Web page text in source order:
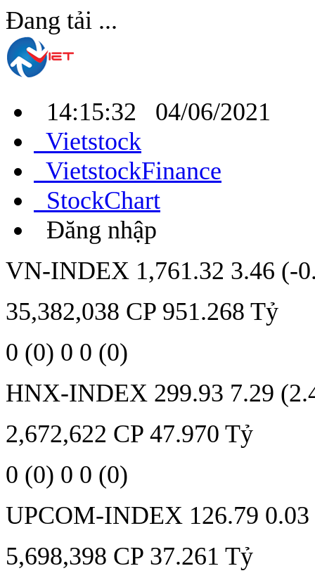
Đang tải ...
14:15:32 04/06/2021
Vietstock
VietstockFinance
StockChart
Đăng nhập
VN-INDEX 1,761.32 3.46 (-
35,382,038 CP 951.268 Tỷ
0 (0) 0 0 (0)
HNX-INDEX 299.93 7.29
2,672,622 CP 47.970 Tỷ
0 (0) 0 0 (0)
UPCOM-INDEX 126.79
5,698,398 CP 37.261 Tỷ